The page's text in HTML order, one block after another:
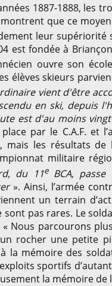
1887-1888, les
que ce
leur supériorité
est fondée à
ouvre son
élèves skieurs
vient d'être
en ski, depuis
est d'au moins
par le C.A.F. et
les résultats de
militaire
du 11eBCA, passe
». Ainsi, l’armée
un terrain
sont pas rares. Le
Nous parcourons
rocher une petite
la mémoire des
sportifs
la mémoire de